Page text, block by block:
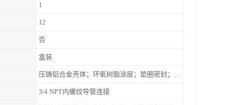
1
12
否
盒装
压铸铝合金壳体；环氧树脂涂层；垫圈密封；卡紧螺丝
3/4 NPT内螺纹导管连接